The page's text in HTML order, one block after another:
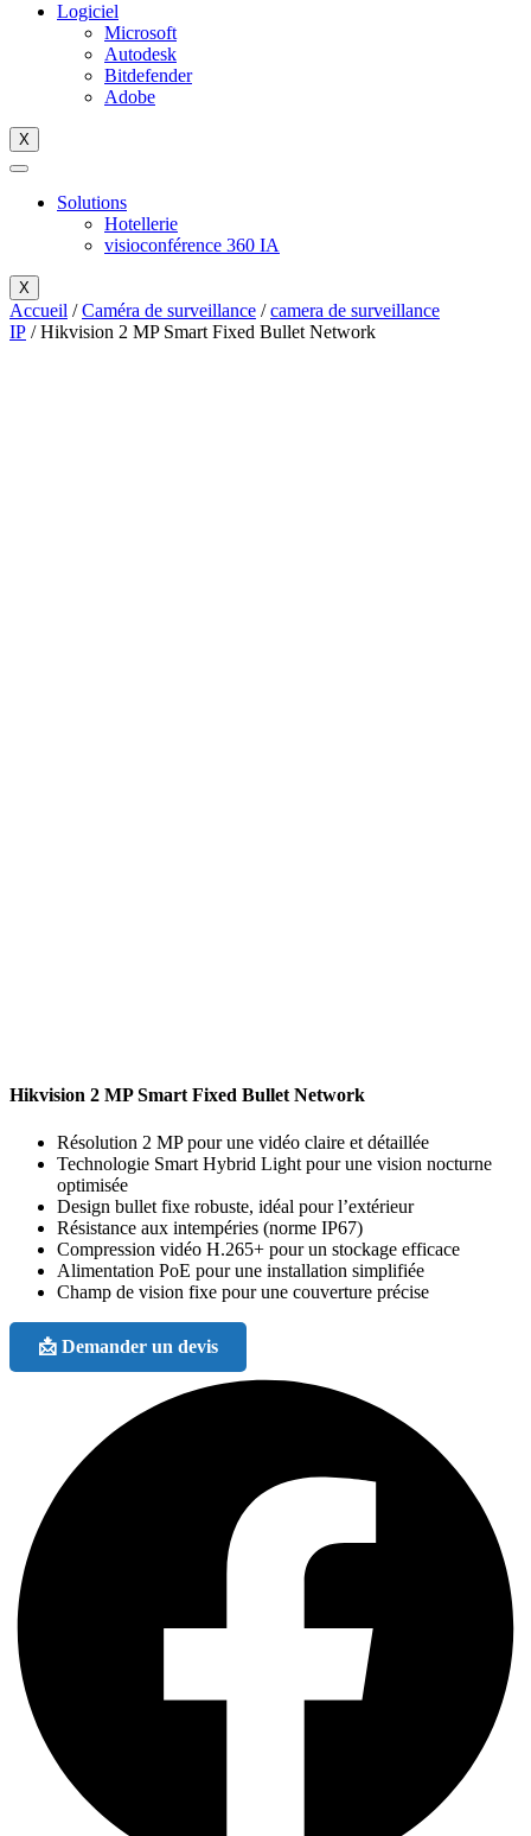
Logiciel
Microsoft
Autodesk
Bitdefender
Adobe
X
Solutions
Hotellerie
visioconférence 360 IA
X
Accueil /Caméra de surveillance /camera de surveillance
IP / Hikvision 2 MP Smart Fixed Bullet Network
Hikvision 2 MP Smart Fixed Bullet Network
Résolution 2 MP pour une vidéo claire et détaillée
Technologie Smart Hybrid Light pour une vision nocturne
optimisée
Design bullet fixe robuste, idéal pour l’extérieur
Résistance aux intempéries (norme IP67)
Compression vidéo H.265+ pour un stockage efficace
Alimentation PoE pour une installation simplifiée
Champ de vision fixe pour une couverture précise
📩 Demander un devis